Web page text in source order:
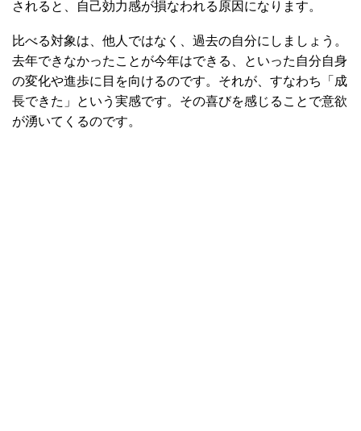
されると、自己効力感が損なわれる原因になります。
比べる対象は、他人ではなく、過去の自分にしましょう。
去年できなかったことが今年はできる、といった自分自身
の変化や進歩に目を向けるのです。それが、すなわち「成
長できた」という実感です。その喜びを感じることで意欲
が湧いてくるのです。